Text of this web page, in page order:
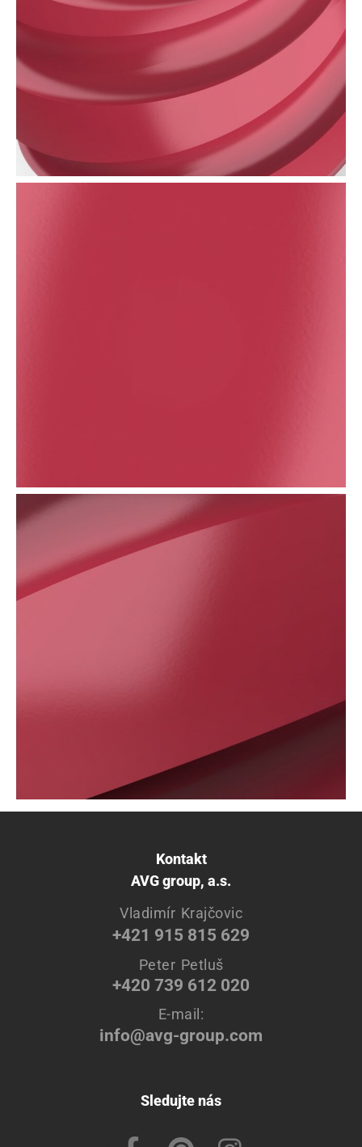
Kontakt
AVG group, a.s.
Vladimír Krajčovic
+421 915 815 629
Peter Petluš
+420 739 612 020
E-mail:
info@avg-group.com
Sledujte nás